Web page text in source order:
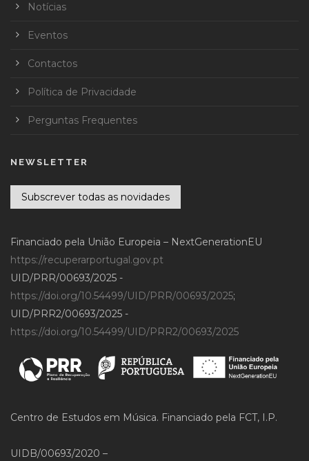
Notícias
Eventos
Contactos
Política de Privacidade
Perguntas Frequentes
NEWSLETTER
Subscrever todas as novidades
Financiado pela União Europeia – NextGenerationEU
https://recuperarportugal.gov.pt
UID/PRR/00693/2025 -
https://doi.org/10.54499/UID/PRR/00693/2025;
UID/PRR2/00693/2025 -
https://doi.org/10.54499/UID/PRR2/00693/2025
Centro de Estudos em Música. Financiado pela FCT, I.P.
UIDB/00693/2020 –